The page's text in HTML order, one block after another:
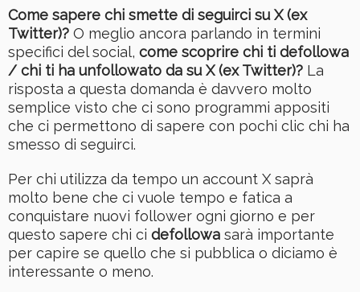
Come sapere chi smette di seguirci su X (ex
Twitter)? O meglio ancora parlando in termini
specifici del social, come scoprire chi ti defollowa
/ chi ti ha unfollowato da su X (ex Twitter)? La
risposta a questa domanda è davvero molto
semplice visto che ci sono programmi appositi
che ci permettono di sapere con pochi clic chi ha
smesso di seguirci.
Per chi utilizza da tempo un account X saprà
molto bene che ci vuole tempo e fatica a
conquistare nuovi follower ogni giorno e per
questo sapere chi ci defollowa sarà importante
per capire se quello che si pubblica o diciamo è
interessante o meno.